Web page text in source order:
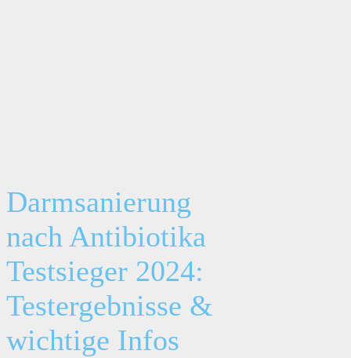
Darmsanierung
nach Antibiotika
Testsieger 2024:
Testergebnisse &
wichtige Infos